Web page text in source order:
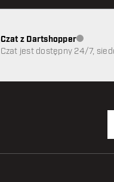
Czat z DartshopperObsługa
Czat jest dostępny 24/7,